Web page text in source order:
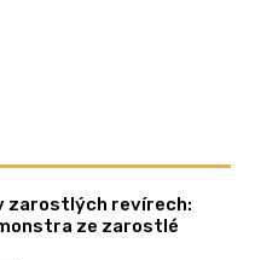
zarostlých revírech:
ze zarostlé